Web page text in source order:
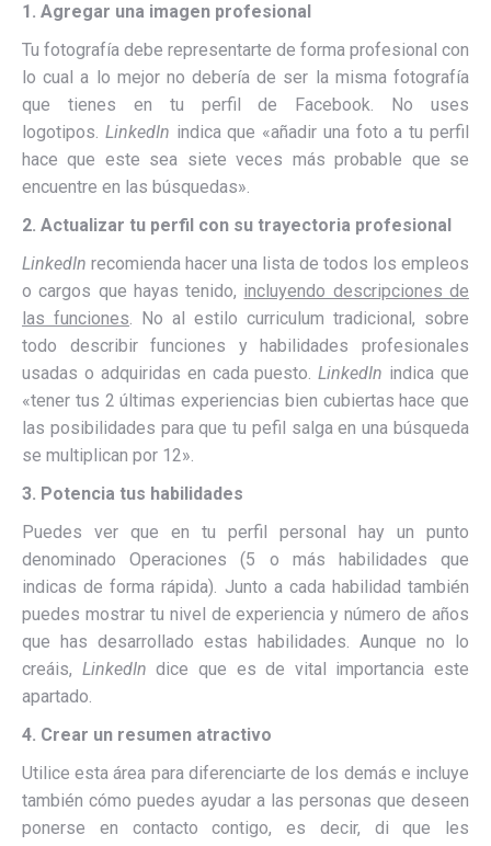
1. Agregar una imagen profesional
Tu fotografía debe representarte de forma profesional con
lo cual a lo mejor no debería de ser la misma fotografía
que tienes en tu perfil de Facebook. No uses
logotipos. LinkedIn indica que «añadir una foto a tu perfil
hace que este sea siete veces más probable que se
encuentre en las búsquedas».
2. Actualizar tu perfil con su trayectoria profesional
LinkedIn recomienda hacer una lista de todos los empleos
o cargos que hayas tenido, incluyendo descripciones de
las funciones. No al estilo curriculum tradicional, sobre
todo describir funciones y habilidades profesionales
usadas o adquiridas en cada puesto.LinkedIn indica que
«tener tus 2 últimas experiencias bien cubiertas hace que
las posibilidades para que tu pefil salga en una búsqueda
se multiplican por 12».
3. Potencia tus habilidades
Puedes ver que en tu perfil personal hay un punto
denominado Operaciones (5 o más habilidades que
indicas de forma rápida). Junto a cada habilidad también
puedes mostrar tu nivel de experiencia y número de años
que has desarrollado estas habilidades. Aunque no lo
creáis, LinkedIn dice que es de vital importancia este
apartado.
4. Crear un resumen atractivo
Utilice esta área para diferenciarte de los demás e incluye
también cómo puedes ayudar a las personas que deseen
ponerse en contacto contigo, es decir, di que les